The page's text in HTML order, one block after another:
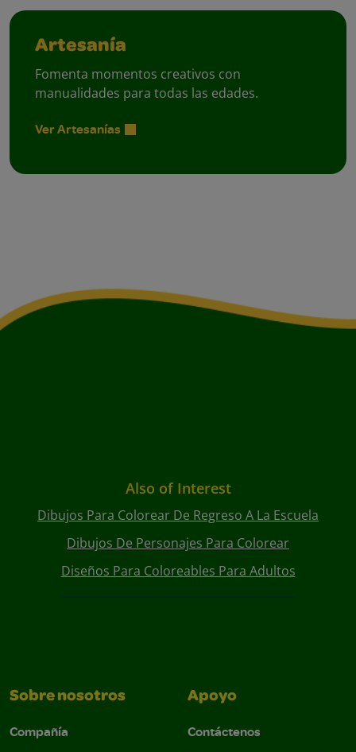
Artesanía
Fomenta momentos creativos con
manualidades para todas las edades.
Ver Artesanías
Also of Interest
Dibujos Para Colorear De Regreso A La Escuela
Dibujos De Personajes Para Colorear
Diseños Para Coloreables Para Adultos
Sobre nosotros
Compañía
Apoyo
Contáctenos